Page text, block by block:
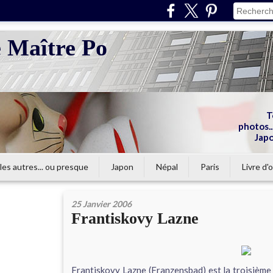
Maître Po
autres... ou presque Japon Népal Paris Livre
25 Janvier 2006
Frantiskovy Lazne
Frantiskovy Lazne (Franzensbad) est la